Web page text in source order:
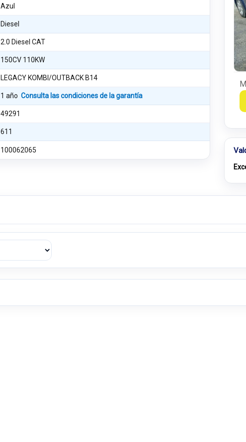
Azul
Diesel
2.0 Diesel CAT
150CV 110KW
LEGACY KOMBI/OUTBACK B14
1 añoConsulta las condiciones de la garantía
49291
611
100062065